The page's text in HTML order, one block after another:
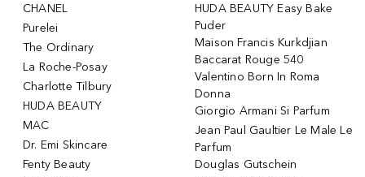
CHANEL
Purelei
The Ordinary
La Roche-Posay
Charlotte Tilbury
HUDA BEAUTY
MAC
Dr. Emi Skincare
Fenty Beauty
HUDA BEAUTY Easy Bake
Puder
Maison Francis Kurkdjian
Baccarat Rouge 540
Valentino Born In Roma
Donna
Giorgio Armani Si Parfum
Jean Paul Gaultier Le Male Le
Parfum
Douglas Gutschein